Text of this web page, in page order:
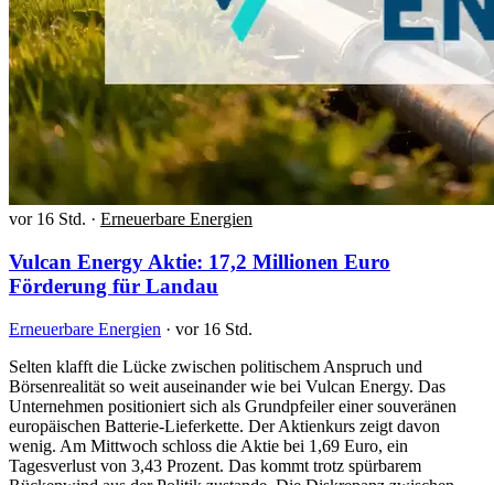
vor 16 Std. · Erneuerbare Energien
Vulcan Energy Aktie: 17,2 Millionen Euro
Förderung für Landau
Erneuerbare Energien · vor 16 Std.
Selten klafft die Lücke zwischen politischem Anspruch und
Börsenrealität so weit auseinander wie bei Vulcan Energy. Das
Unternehmen positioniert sich als Grundpfeiler einer souveränen
europäischen Batterie-Lieferkette. Der Aktienkurs zeigt davon
wenig. Am Mittwoch schloss die Aktie bei 1,69 Euro, ein
Tagesverlust von 3,43 Prozent. Das kommt trotz spürbarem